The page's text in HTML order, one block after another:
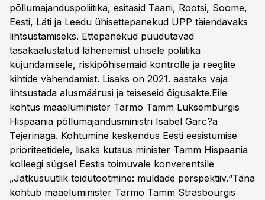
põllumajanduspoliitika, esitasid Taani, Rootsi, Soome,
Eesti, Läti ja Leedu ühisettepanekud ÜPP täiendavaks
lihtsustamiseks. Ettepanekud puudutavad
tasakaalustatud lähenemist ühisele poliitika
kujundamisele, riskipõhisemaid kontrolle ja reeglite
kihtide vähendamist. Lisaks on 2021. aastaks vaja
lihtsustada alusmäärusi ja teiseseid õigusakte.Eile
kohtus maaeluminister Tarmo Tamm Luksemburgis
Hispaania põllumajandusministri Isabel Garc?a
Tejerinaga. Kohtumine keskendus Eesti eesistumise
prioriteetidele, lisaks kutsus minister Tamm Hispaania
kolleegi sügisel Eestis toimuvale konverentsile
„Jätkusuutlik toidutootmine: muldade perspektiiv.“Täna
kohtub maaeluminister Tarmo Tamm Strasbourgis